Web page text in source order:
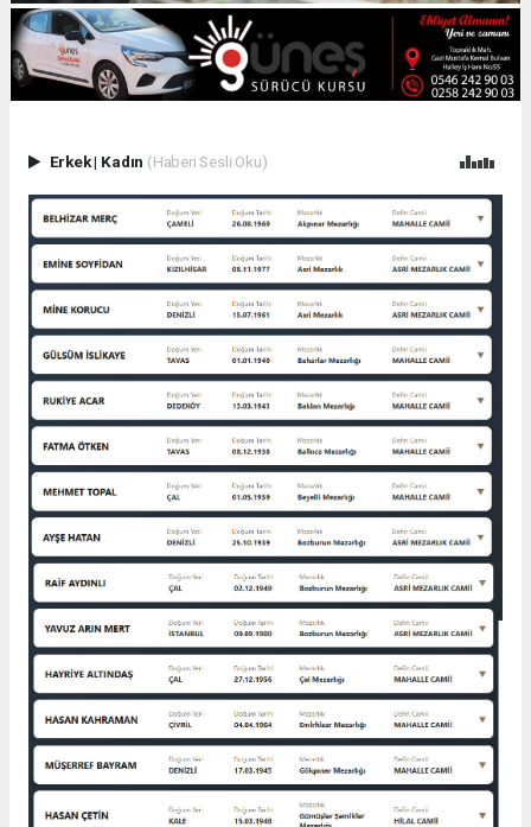
Erkek| Kadın (Haberi Sesli Oku)